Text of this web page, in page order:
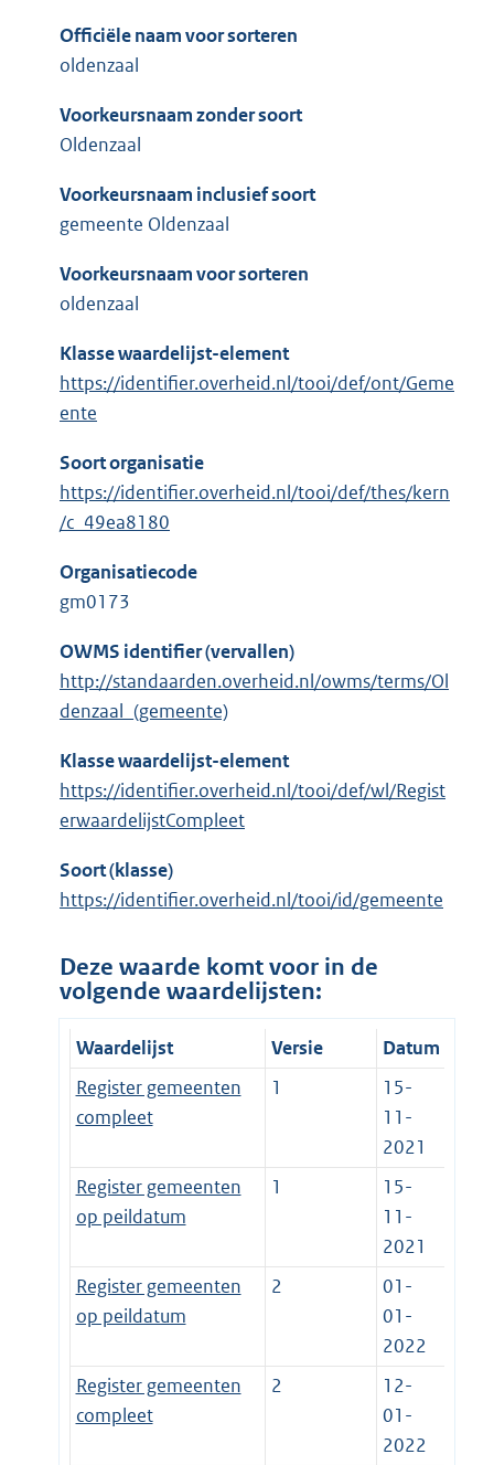
Officiële naam voor sorteren
oldenzaal
Voorkeursnaam zonder soort
Oldenzaal
Voorkeursnaam inclusief soort
gemeente Oldenzaal
Voorkeursnaam voor sorteren
oldenzaal
Klasse waardelijst-element
https://identifier.overheid.nl/tooi/def/ont/Geme
ente
Soort organisatie
https://identifier.overheid.nl/tooi/def/thes/kern
/c_49ea8180
Organisatiecode
gm0173
OWMS identifier (vervallen)
http://standaarden.overheid.nl/owms/terms/Ol
denzaal_(gemeente)
Klasse waardelijst-element
https://identifier.overheid.nl/tooi/def/wl/Regist
erwaardelijstCompleet
Soort (klasse)
https://identifier.overheid.nl/tooi/id/gemeente
Deze waarde komt voor in de
volgende waardelijsten:
Waardelijst Versie
Datum
Register gemeenten
compleet
1
15-
11-
2021
Register gemeenten
op peildatum
1
15-
11-
2021
Register gemeenten
op peildatum
2
01-
01-
2022
Register gemeenten
compleet
2
12-
01-
2022